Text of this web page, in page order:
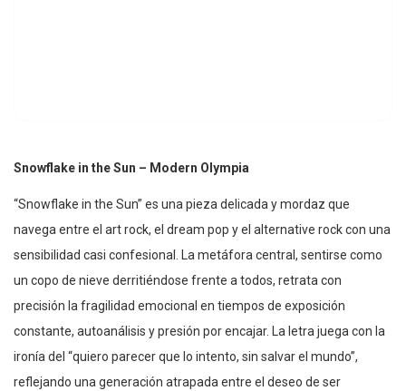
Snowflake in the Sun – Modern Olympia
“Snowflake in the Sun” es una pieza delicada y mordaz que
navega entre el art rock, el dream pop y el alternative rock con una
sensibilidad casi confesional. La metáfora central, sentirse como
un copo de nieve derritiéndose frente a todos, retrata con
precisión la fragilidad emocional en tiempos de exposición
constante, autoanálisis y presión por encajar. La letra juega con la
ironía del “quiero parecer que lo intento, sin salvar el mundo”,
reflejando una generación atrapada entre el deseo de ser